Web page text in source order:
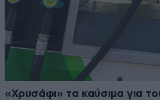
«Χρυσάφι» τα καύσιμα για